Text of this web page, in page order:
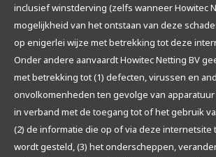
inclusief winstderving (zelfs wanneer Howitec
mogelijkheid van het ontstaan van deze
op enigerlei wijze met betrekking tot deze
Onder andere aanvaardt Howitec Netting BV
met betrekking tot (1) defecten, virussen en
onvolkomenheden ten gevolge van
in verband met de toegang tot of het gebruik
(2) de informatie die op of via deze internetsite
wordt gesteld, (3) het onderscheppen,